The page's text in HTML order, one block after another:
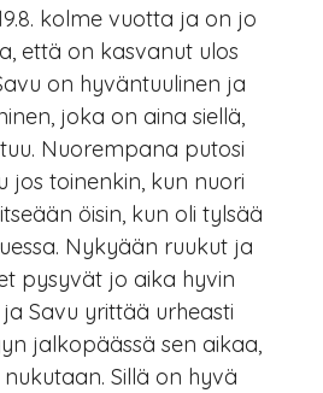
kolme vuotta ja on jo
että on kasvanut ulos
on hyväntuulinen ja
joka on aina siellä,
Nuorempana putosi
jos toinenkin, kun nuori
öisin, kun oli tylsää
Nykyään ruukut ja
pysyvät jo aika hyvin
Savu yrittää urheasti
jalkopäässä sen aikaa,
Sillä on hyvä